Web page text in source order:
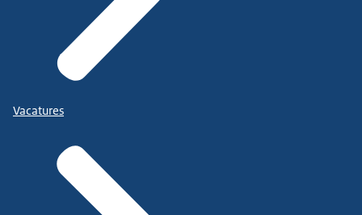
Vacatures